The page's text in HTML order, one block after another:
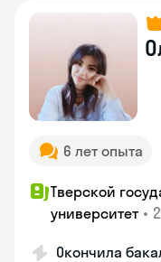
6 лет опыта
Тверской
университет •
Окончила